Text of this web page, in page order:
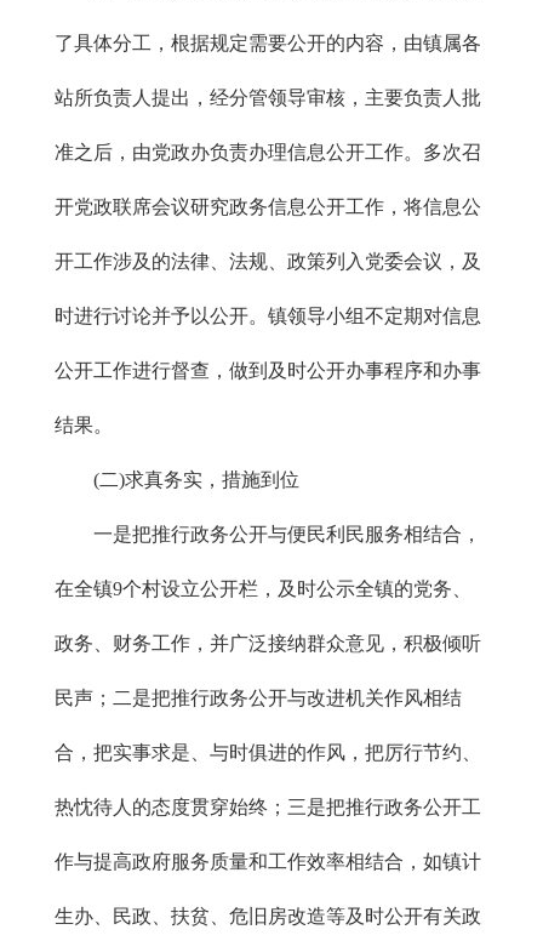
了具体分工，根据规定需要公开的内容，由镇属各
站所负责人提出，经分管领导审核，主要负责人批
准之后，由党政办负责办理信息公开工作。多次召
开党政联席会议研究政务信息公开工作，将信息公
开工作涉及的法律、法规、政策列入党委会议，及
时进行讨论并予以公开。镇领导小组不定期对信息
公开工作进行督查，做到及时公开办事程序和办事
结果。
(二)求真务实，措施到位
一是把推行政务公开与便民利民服务相结合，
在全镇9个村设立公开栏，及时公示全镇的党务、
政务、财务工作，并广泛接纳群众意见，积极倾听
民声；二是把推行政务公开与改进机关作风相结
合，把实事求是、与时俱进的作风，把厉行节约、
热忱待人的态度贯穿始终；三是把推行政务公开工
作与提高政府服务质量和工作效率相结合，如镇计
生办、民政、扶贫、危旧房改造等及时公开有关政